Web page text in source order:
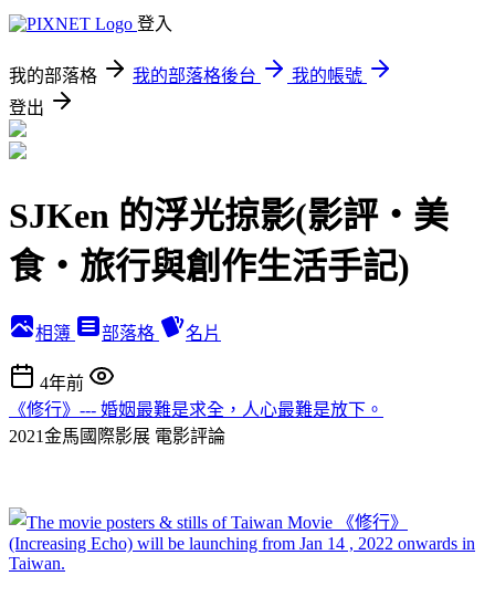
登入
我的部落格 我的部落格後台
我的帳號
登出
SJKen 的浮光掠影(影評‧美
食‧旅行與創作生活手記)
相簿 部落格 名片
4年前
《修行》--- 婚姻最難是求全，人心最難是放下。
2021金馬國際影展 電影評論